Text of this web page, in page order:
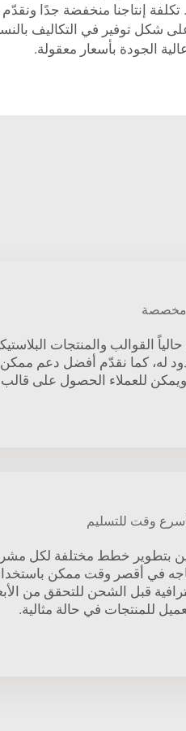
تكلفة إنتاجنا منخفضة جدًا
شكل توفير في التكاليف
الجودة بأسعار معقولة.
مخصصة
القوالب والمنتجات
له، كما نقدّم أفضل دعم
للعملاء الحصول على قالب
وقت للتسليم
بتطوير خطط مختلفة لكل
في أقصر وقت ممكن
قبل الشحن للتحقق من
للمنتجات في حالة مثالية.